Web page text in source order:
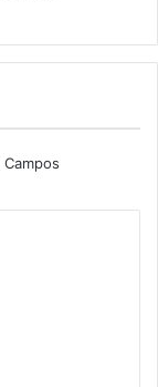
Campos